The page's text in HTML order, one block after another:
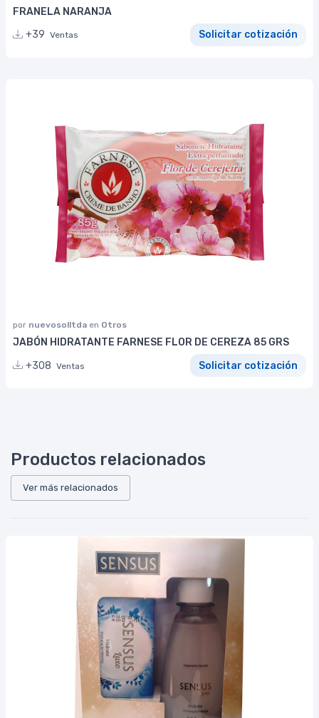
FRANELA NARANJA
+39 Ventas Solicitar cotización
por nuevosolltda en Otros
JABÓN HIDRATANTE FARNESE FLOR DE CEREZA 85 GRS
+308 Ventas Solicitar cotización
Productos relacionados
Ver más relacionados